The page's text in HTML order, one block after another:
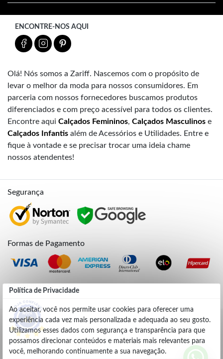
Política de Privacidade
Ao aceitar, você nos permite usar cookies para oferecer uma
experiência cada vez mais personalizada e adequada ao seu gosto.
Utilizamos esses dados com segurança e transparência para que
possamos direcionar conteúdos e materiais mais relevantes para
você, melhorando continuamente a sua navegação.
ENCONTRE-NOS AQUI
Olá! Nós somos a Zariff. Nascemos com o propósito de
levar o melhor da moda para nossos consumidores. Em
parceria com nossos fornecedores buscamos produtos
diferenciados e com preço acessível para todos os clientes.
Encontre aqui Calçados Femininos, Calçados Masculinos e
Calçados Infantis além de Acessórios e Utilidades. Entre e
fique à vontade e se precisar trocar uma ideia chame
nossos atendentes!
Segurança
Formas de Pagamento
Credibilidade
4.9